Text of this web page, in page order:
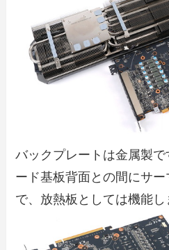
バックプレートは金属製
ード基板背面との間にサ
で、放熱板としては機能し